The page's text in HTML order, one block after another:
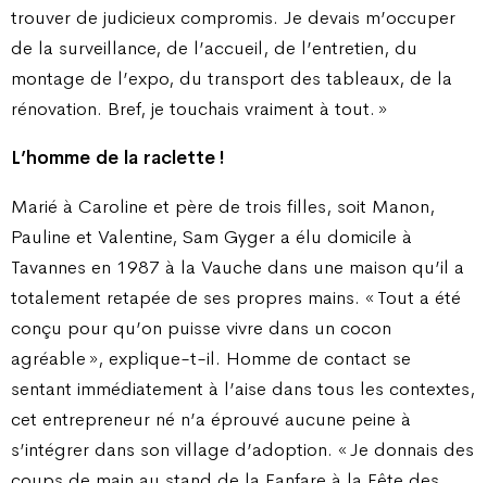
trouver de judicieux compromis. Je devais m’occuper
de la surveillance, de l’accueil, de l’entretien, du
montage de l’expo, du transport des tableaux, de la
rénovation. Bref, je touchais vraiment à tout. »
L’homme de la raclette !
Marié à Caroline et père de trois filles, soit Manon,
Pauline et Valentine, Sam Gyger a élu domicile à
Tavannes en 1987 à la Vauche dans une maison qu’il a
totalement retapée de ses propres mains. « Tout a été
conçu pour qu’on puisse vivre dans un cocon
agréable », explique-t-il. Homme de contact se
sentant immédiatement à l’aise dans tous les contextes,
cet entrepreneur né n’a éprouvé aucune peine à
s’intégrer dans son village d’adoption. « Je donnais des